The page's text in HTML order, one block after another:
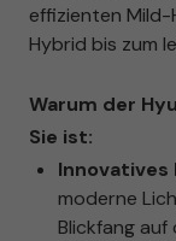
effizienten
Hybrid bis zum
Warum der
Sie ist:
Innovatives
moderne
Blickfang